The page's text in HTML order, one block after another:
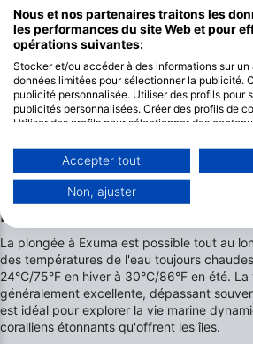
Les meilleurs mois pour
Exumas
La plongée à Exuma est possible tout au
des températures de l'eau toujours
24°C/75°F en hiver à 30°C/86°F en été.
généralement excellente, dépassant
est idéal pour explorer la vie marine
coralliens étonnants qu'offrent les îles.
Nous et nos partenaires traitons les
les performances du site Web et pour
opérations suivantes:
Stocker et/ou accéder à des informations sur un
données limitées pour sélectionner la publicité.
publicité personnalisée. Utiliser des profils pour
publicités personnalisées. Créer des profils de
Utiliser des profils pour sélectionner des
Comprendre les publics par le biais de
données provenant de différentes sources.
services. Utiliser des données limitées pour
Vous trouverez de plus amples informations sur
Les données peuvent être partagées en dehors
envoyées aux États-Unis.
Votre consentement et la politique cookie
site Web/application.
Voir la liste des partenaires (1 IAB
Nous utilisons vos données aux fins suivantes :
Accepter tout
Non, ajuster